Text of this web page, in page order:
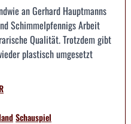
an Gerhard Hauptmanns
Schimmelpfennigs Arbeit
Qualität. Trotzdem gibt
plastisch umgesetzt
Schauspiel